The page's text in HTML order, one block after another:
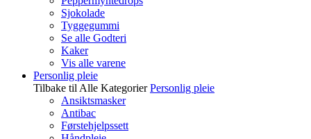
Sjokolade
Tyggegummi
Se alle Godteri
Kaker
Vis alle varene
Personlig pleie
Tilbake til Alle Kategorier Personlig pleie
Ansiktsmasker
Antibac
Førstehjelpssett